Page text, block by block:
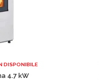
DISPONIBILE
4.7 kW